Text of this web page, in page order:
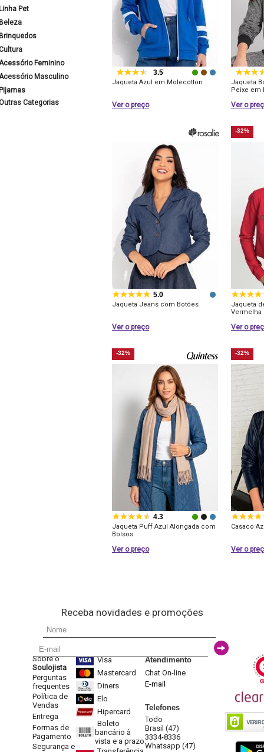
Pet
Feminino
Masculino
Categorias
3.5
Jaqueta Azul em Molecotton
Ver o preço
Jaqueta
Peixe em
Ver o
5.0
Jaqueta Jeans com Botões
Ver o preço
-32%
Jaqueta
Vermelha
Ver o
-32%
4.3
Jaqueta Puff Azul Alongada com
Bolsos
Ver o preço
-32%
Casaco
Ver o
Receba novidades e promoções
Sobre o
Soulojista
Perguntas
frequentes
Política de
Vendas
Entrega
Formas de
Pagamento
Segurança e
Visa
Mastercard
Diners
Elo
Hipercard
Boleto
bancário à
vista e a prazo
Atendimento
Chat On-line
E-mail
Telefones
Todo
Brasil (47)
3334-8336
Whatsapp (47)